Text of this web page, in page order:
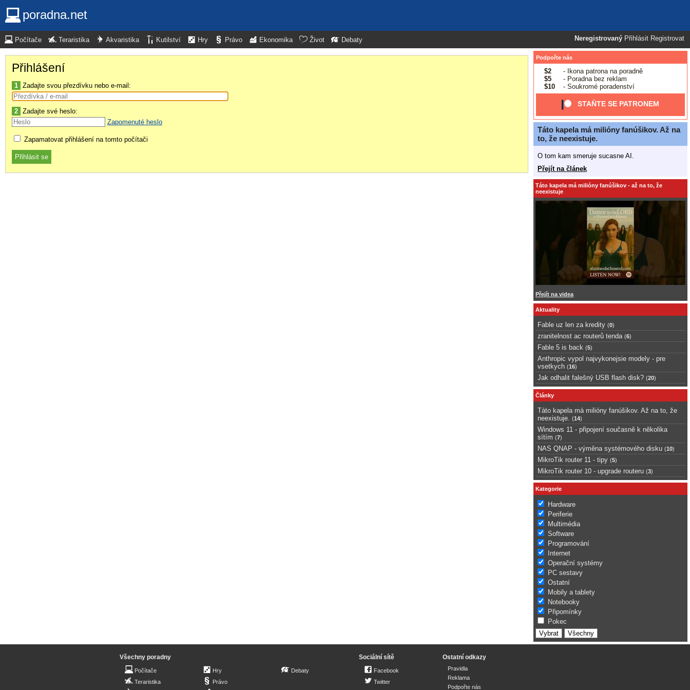
poradna.net
Neregistrovaný Přihlásit Registrovat
Počítače Teraristika Akvaristika Kutilství Hry Právo Ekonomika Život Debaty
Přihlášení
1 Zadajte svou přezdívku nebo e-mail:
2 Zadajte své heslo:
Zapomenuté heslo
Zapamatovat přihlášení na tomto počítači
Podpořte nás
$2
- Ikona patrona na poradně
$5
- Poradna bez reklam
$10
- Soukromé poradenství
STAŇTE SE PATRONEM
Táto kapela má milióny fanúšikov. Až na
to, že neexistuje.
O tom kam smeruje sucasne AI.
Přejít na článek
Táto kapela má milióny fanúšikov - až na to, že
neexistuje
Přejít na videa
Aktuality
Fable uz len za kredity (0)
zranitelnost ac routerů tenda (6)
Fable 5 is back (5)
Anthropic vypol najvykonejsie modely - pre
vsetkych (16)
Jak odhalit falešný USB flash disk? (20)
Články
Táto kapela má milióny fanúšikov. Až na to, že
neexistuje.
(14)
Windows 11 - připojení současně k několika
sítím (7)
NAS QNAP - výměna systémového disku (10)
MikroTik router 11 - tipy (5)
MikroTik router 10 - upgrade routeru (3)
Kategorie
Hardware
Periferie
Multimédia
Software
Programování
Internet
Operační systémy
PC sestavy
Ostatní
Mobily a tablety
Notebooky
Připomínky
Pokec
Všechny poradny
Počítače
Teraristika
Hry
Právo
Debaty
Sociální sítě
Facebook
Twitter
Ostatní odkazy
Pravidla
Reklama
Podpořte nás